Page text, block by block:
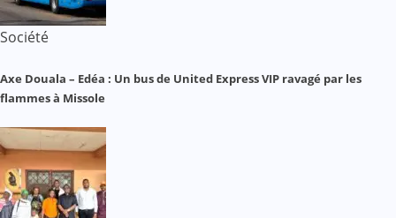
Société
Axe Douala – Edéa : Un bus de United Express VIP ravagé par les
flammes à Missole